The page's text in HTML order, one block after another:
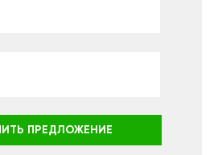
ПРЕДЛОЖЕНИЕ